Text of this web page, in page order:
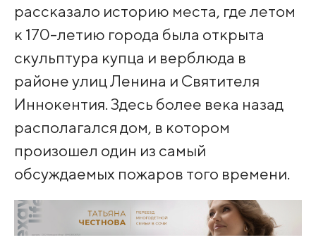
рассказало историю места, где летом
к 170-летию города была открыта
скульптура купца и верблюда в
районе улиц Ленина и Святителя
Иннокентия. Здесь более века назад
располагался дом, в котором
произошел один из самый
обсуждаемых пожаров того времени.